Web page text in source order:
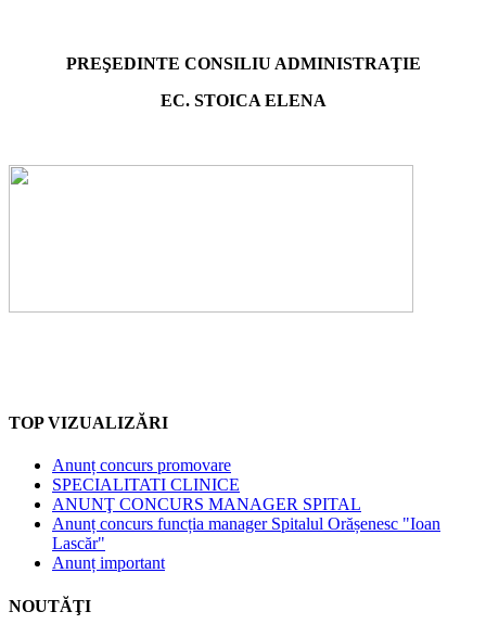
PREŞEDINTE CONSILIU ADMINISTRAŢIE
EC. STOICA ELENA
TOP VIZUALIZĂRI
Anunț concurs promovare
SPECIALITATI CLINICE
ANUNŢ CONCURS MANAGER SPITAL
Anunț concurs funcția manager Spitalul Orășenesc "Ioan
Lascăr"
Anunț important
NOUTĂŢI